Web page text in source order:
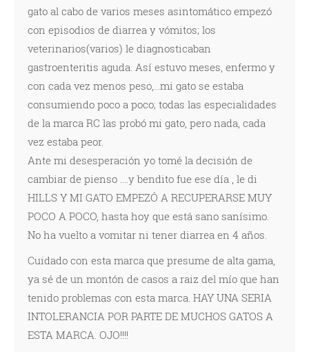
gato al cabo de varios meses asintomático empezó
con episodios de diarrea y vómitos; los
veterinarios(varios) le diagnosticaban
gastroenteritis aguda. Así estuvo meses, enfermo y
con cada vez menos peso,...mi gato se estaba
consumiendo poco a poco; todas las especialidades
de la marca RC las probó mi gato, pero nada, cada
vez estaba peor.
Ante mi desesperación yo tomé la decisión de
cambiar de pienso ....y bendito fue ese día , le di
HILLS Y MI GATO EMPEZÓ A RECUPERARSE MUY
POCO A POCO, hasta hoy que está sano sanísimo.
No ha vuelto a vomitar ni tener diarrea en 4 años.
Cuidado con esta marca que presume de alta gama,
ya sé de un montón de casos a raiz del mío que han
tenido problemas con esta marca. HAY UNA SERIA
INTOLERANCIA POR PARTE DE MUCHOS GATOS A
ESTA MARCA. OJO!!!!